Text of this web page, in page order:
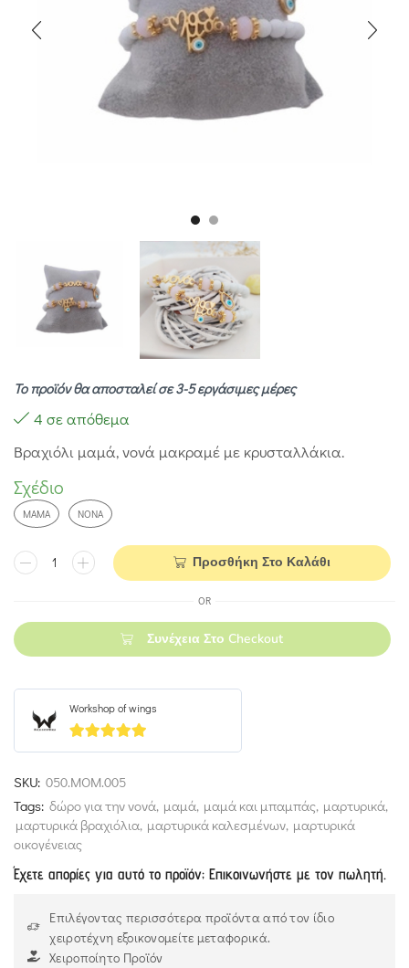
Το προϊόν θα αποσταλεί σε 3-5 εργάσιμες μέρες
4 σε απόθεμα
Βραχιόλι μαμά, νονά μακραμέ με κρυσταλλάκια.
Σχέδιο
ΜΑΜΆ ΝΟΝΆ
Προσθήκη Στο Καλάθι
OR
Συνέχεια Στο Checkout
Workshop of wings
5out of 5
SKU: 050.MOM.005
Tags: δώρο για την νονά, μαμά, μαμά και μπαμπάς, μαρτυρικά,
μαρτυρικά βραχιόλια, μαρτυρικά καλεσμένων, μαρτυρικά
οικογένειας
Έχετε απορίες για αυτό το προϊόν; Επικοινωνήστε με τον πωλητή.
Επιλέγοντας περισσότερα προϊόντα από τον ίδιο
χειροτέχνη εξοικονομείτε μεταφορικά.
Χειροποίητο Προϊόν